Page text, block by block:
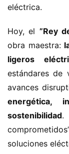
eléctrica.
Hoy, el ​ ​”Rey
obra maestra: ​
ligeros
estándares de
avances
energética,
sostenibilidad​​.
soluciones